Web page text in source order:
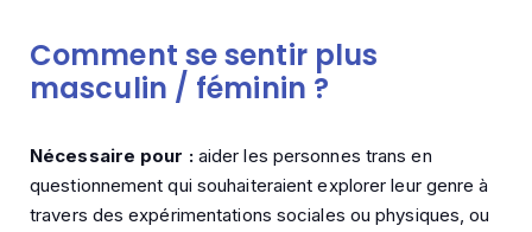
Comment se sentir plus
masculin / féminin ?
Nécessaire pour :aider les personnes trans en
questionnement qui souhaiteraient explorer leur genre à
travers des expérimentations sociales ou physiques, ou